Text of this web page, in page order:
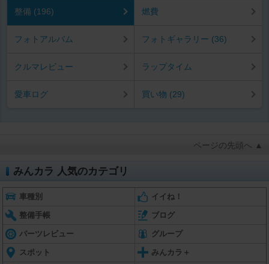
整備 (196) 燃費
フォトアルバム フォトギャラリー (36)
クルマレビュー ラップタイム
愛車ログ 買い物 (29)
ページの先頭へ ▲
みんカラ 人気のカテゴリ
車種別 イイね！
整備手帳 ブログ
パーツレビュー グループ
スポット みんカラ＋